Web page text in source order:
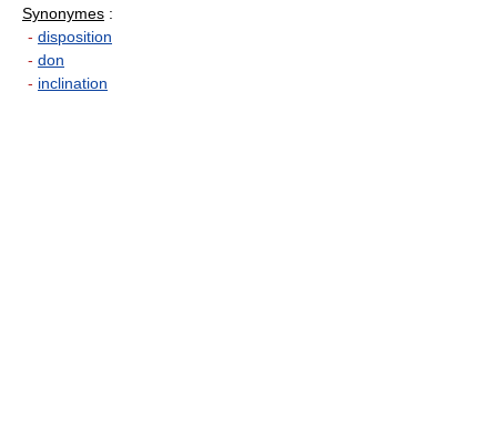
Synonymes :
- disposition
- don
- inclination